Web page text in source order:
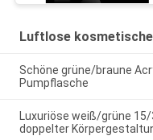
Luftlose
Schöne grüne/braune
Pumpflasche
Luxuriöse weiß/grüne
doppelter